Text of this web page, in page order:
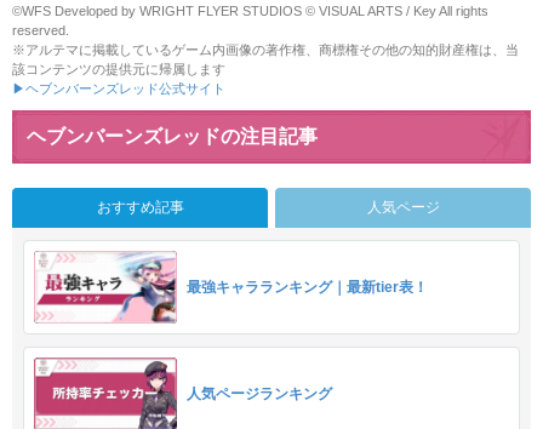
©WFS Developed by WRIGHT FLYER STUDIOS © VISUAL ARTS / Key All rights
reserved.
※アルテマに掲載しているゲーム内画像の著作権、商標権その他の知的財産権は、当
該コンテンツの提供元に帰属します
▶ヘブンバーンズレッド公式サイト
ヘブンバーンズレッドの注目記事
おすすめ記事 人気ページ
最強キャラランキング｜最新tier表！
人気ページランキング